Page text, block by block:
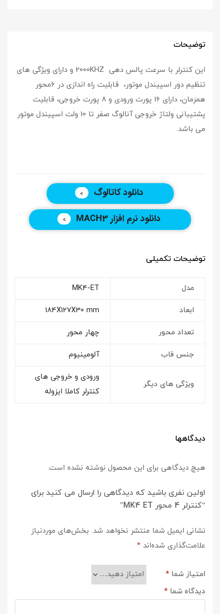
توضیحات
این کنترلر با سرعت پالس دهی 2000KHZ و دارای ویژگی های
تنظیم دور اسپیندل موتور، قابلیت راه اندازی در 6محور
همزمان، دارای 16 پورت ورودی و 8 پورت خروجی، قابلیت
پشتیبانی ولتاژ خروجی آنالوگ صفر تا 10 ولت اسپیندل موتور
می باشد.
دانلود کاتالوگ
دانلود نرم افزار MACH3
توضیحات تکمیلی
مدل MK4-ET
ابعاد 184X127X30 mm
تعداد محور چهار محور
جنس قاب آلومینیوم
ویژگی های دیگر
ورودی و خروجی های
کنترلر کاملا ایزوله
دیدگاهها
هیچ دیدگاهی برای این محصول نوشته نشده است.
اولین نفری باشید که دیدگاهی را ارسال می کنید برای
“کنترلر 4 محور MK4 ET”
نشانی ایمیل شما منتشر نخواهد شد. بخش‌های موردنیاز
علامت‌گذاری شده‌اند *
امتیاز شما*
دیدگاه شما*